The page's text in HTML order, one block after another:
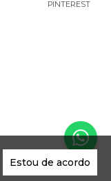
PINTEREST
Estou de acordo